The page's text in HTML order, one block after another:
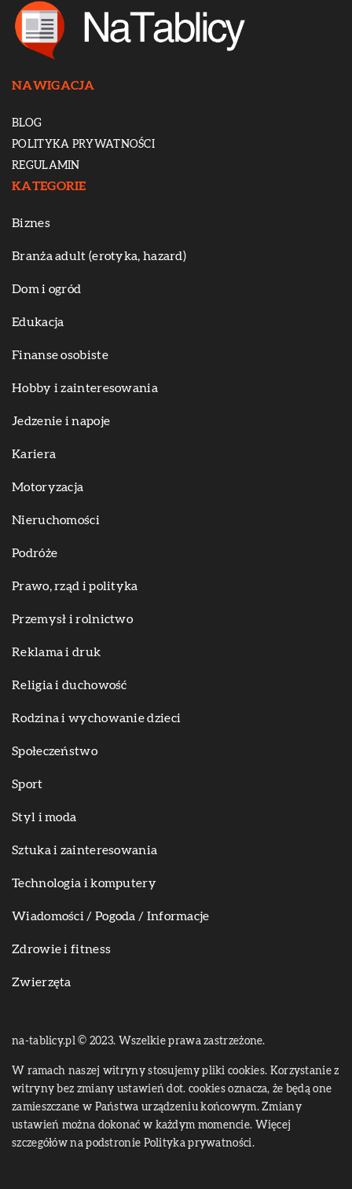
NAWIGACJA
BLOG
POLITYKA PRYWATNOŚCI
REGULAMIN
KATEGORIE
Biznes
Branża adult (erotyka, hazard)
Dom i ogród
Edukacja
Finanse osobiste
Hobby i zainteresowania
Jedzenie i napoje
Kariera
Motoryzacja
Nieruchomości
Podróże
Prawo, rząd i polityka
Przemysł i rolnictwo
Reklama i druk
Religia i duchowość
Rodzina i wychowanie dzieci
Społeczeństwo
Sport
Styl i moda
Sztuka i zainteresowania
Technologia i komputery
Wiadomości / Pogoda / Informacje
Zdrowie i fitness
Zwierzęta
na-tablicy.pl © 2023. Wszelkie prawa zastrzeżone.
W ramach naszej witryny stosujemy pliki cookies. Korzystanie z
witryny bez zmiany ustawień dot. cookies oznacza, że będą one
zamieszczane w Państwa urządzeniu końcowym. Zmiany
ustawień można dokonać w każdym momencie. Więcej
szczegółów na podstronie Polityka prywatności.